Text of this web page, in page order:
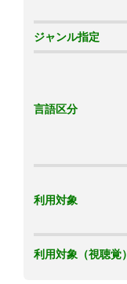
ジャンル指定
言語区分
利用対象
利用対象（視聴覚）